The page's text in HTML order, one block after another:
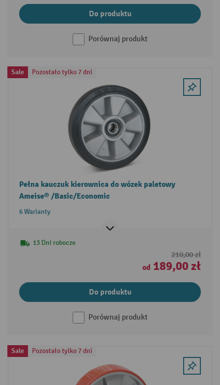
Do produktu
Porównaj produkt
Sale Pozostało tylko 7 dni
Pełna kauczuk kierownica do wózek paletowy
Ameise® /Basic/Economic
6 Warianty
13 Dni robocze
210,00 zł
od 189,00 zł
Do produktu
Porównaj produkt
Sale Pozostało tylko 7 dni